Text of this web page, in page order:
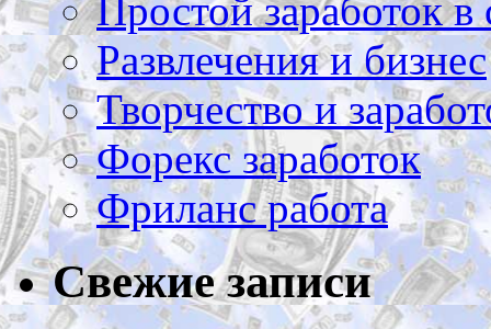
Простой заработок в
Развлечения и бизнес
Творчество и
Форекс заработок
Фриланс работа
Свежие записи